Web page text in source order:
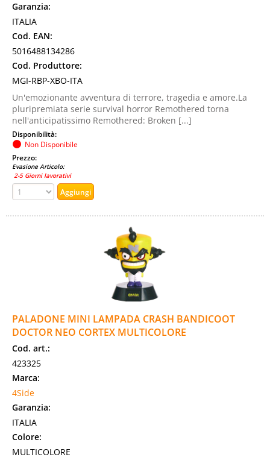
Garanzia:
ITALIA
Cod. EAN:
5016488134286
Cod. Produttore:
MGI-RBP-XBO-ITA
Un'emozionante avventura di terrore, tragedia e amore.La
pluripremiata serie survival horror Remothered torna
nell'anticipatissimo Remothered: Broken [...]
Disponibilità:
Non Disponibile
Prezzo:
Evasione Articolo:
2-5 Giorni lavorativi
PALADONE MINI LAMPADA CRASH BANDICOOT
DOCTOR NEO CORTEX MULTICOLORE
Cod. art.:
423325
Marca:
4Side
Garanzia:
ITALIA
Colore:
MULTICOLORE